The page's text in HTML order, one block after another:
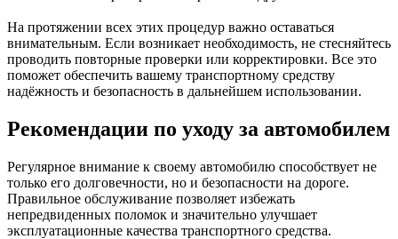
На протяжении всех этих процедур важно оставаться
внимательным. Если возникает необходимость, не стесняйтесь
проводить повторные проверки или корректировки. Все это
поможет обеспечить вашему транспортному средству
надёжность и безопасность в дальнейшем использовании.
Рекомендации по уходу за автомобилем
Регулярное внимание к своему автомобилю способствует не
только его долговечности, но и безопасности на дороге.
Правильное обслуживание позволяет избежать
непредвиденных поломок и значительно улучшает
эксплуатационные качества транспортного средства.